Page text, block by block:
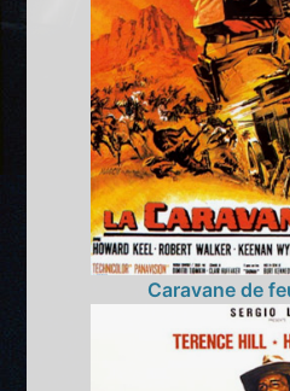
Caravane de